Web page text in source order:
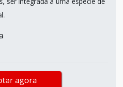
agora